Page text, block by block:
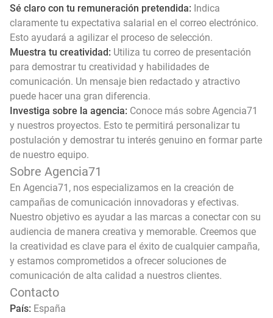
Sé claro con tu remuneración pretendida: Indica
claramente tu expectativa salarial en el correo electrónico.
Esto ayudará a agilizar el proceso de selección.
Muestra tu creatividad: Utiliza tu correo de presentación
para demostrar tu creatividad y habilidades de
comunicación. Un mensaje bien redactado y atractivo
puede hacer una gran diferencia.
Investiga sobre la agencia: Conoce más sobre Agencia71
y nuestros proyectos. Esto te permitirá personalizar tu
postulación y demostrar tu interés genuino en formar parte
de nuestro equipo.
Sobre Agencia71
En Agencia71, nos especializamos en la creación de
campañas de comunicación innovadoras y efectivas.
Nuestro objetivo es ayudar a las marcas a conectar con su
audiencia de manera creativa y memorable. Creemos que
la creatividad es clave para el éxito de cualquier campaña,
y estamos comprometidos a ofrecer soluciones de
comunicación de alta calidad a nuestros clientes.
Contacto
País: España